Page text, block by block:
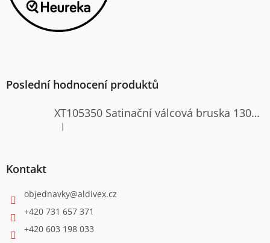
Poslední hodnocení produktů
XT105350 Satinační válcová bruska 1300W
Hodnocení produktu je 4 z 5 hvězdiček.
|
Kontakt
objednavky@aldivex.cz
+420 731 657 371
+420 603 198 033